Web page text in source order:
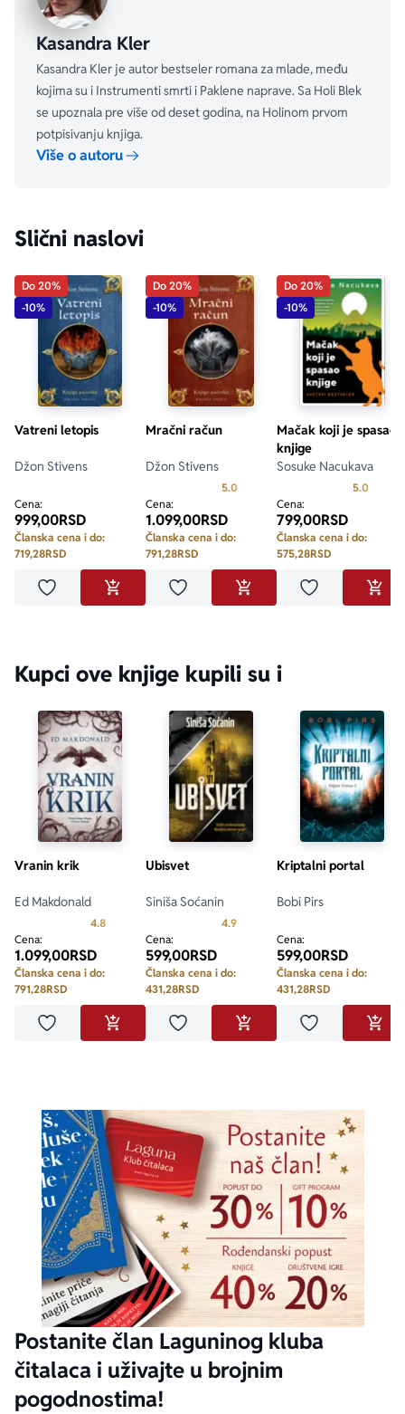
„Neverovatna knjiga... kad počnete da je čitate, više se
nećete odvojiti od nje.“
– The Guardian
Kasandra Kler
Kasandra Kler je autor bestseler romana za mlade, među
kojima su i Instrumenti smrti i Paklene naprave. Sa Holi Blek
se upoznala pre više od deset godina, na Holinom prvom
potpisivanju knjiga.
Više o autoru
Slični naslovi
Do 20%
-10%
Vatreni letopis
Džon Stivens
Cena:
999,00RSD
Članska cena i do:
719,28RSD
Dodaj u omiljeneDODAJ U KORPU
Do 20%
-10%
Mračni račun
Džon Stivens
5.0 Prosecna ocena je 5.0 od 5
Cena:
1.099,00RSD
Članska cena i do:
791,28RSD
Dodaj u omiljeneDODAJ U KORPU
Do 20%
-10%
Mačak koji je spasao
knjige
Sosuke Nacukava
5.0
Cena:
799,00RSD
Članska cena i do:
575,28RSD
Dodaj u
Kupci ove knjige kupili su i
Vranin krik
Ed Makdonald
4.8Prosecna ocena je 4.8 od 5
Cena:
1.099,00RSD
Članska cena i do:
791,28RSD
Dodaj u omiljeneDODAJ U KORPU
Ubisvet
Siniša Soćanin
4.9Prosecna ocena je 4.9 od 5
Cena:
599,00RSD
Članska cena i do:
431,28RSD
Dodaj u omiljeneDODAJ U KORPU
Kriptalni portal
Bobi Pirs
Cena:
599,00RSD
Članska cena i do:
431,28RSD
Dodaj u
Postanite član Laguninog kluba
čitalaca i uživajte u brojnim
pogodnostima!